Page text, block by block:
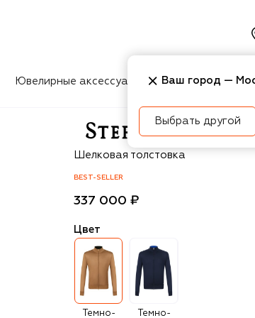
Ювелирные аксессуары Косметика
Stefano Ricci
Шелковая толстовка
BEST-SELLER
337 000 ₽
Цвет
Темно- Темно-
Ваш город —
Выбрать другой